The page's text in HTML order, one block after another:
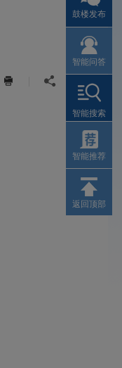
 
鼓楼发布
智能问答
智能搜索
智能推荐
返回顶部